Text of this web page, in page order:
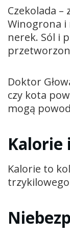
Czekolada
Winogrona i
nerek. Sól i
Doktor
czy kota
mogą
Kalorie
Kalorie to